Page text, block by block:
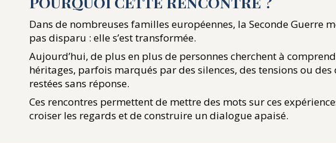
Dans de nombreuses familles européennes, la Seconde Guerre
pas disparu : elle s’est transformée.
Aujourd’hui, de plus en plus de personnes cherchent à
héritages, parfois marqués par des silences, des tensions ou des
restées sans réponse.
Ces rencontres permettent de mettre des mots sur ces
croiser les regards et de construire un dialogue apaisé.